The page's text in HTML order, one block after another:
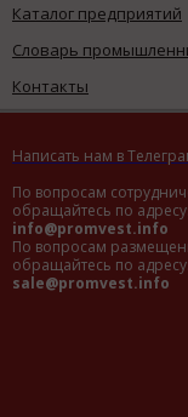
Каталог предприятий
Словарь
Контакты
Написать нам в
По вопросам
обращайтесь по адресу:
info@promvest.info
По вопросам
обращайтесь по адресу:
sale@promvest.info